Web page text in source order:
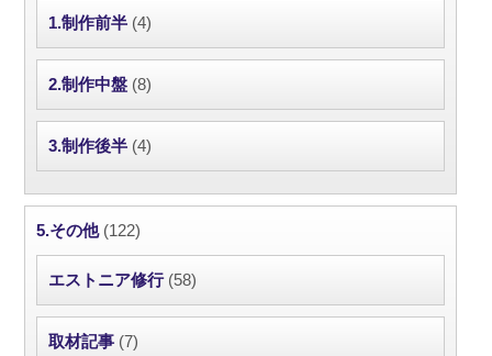
1.制作前半 (4)
2.制作中盤 (8)
3.制作後半 (4)
5.その他(122)
エストニア修行(58)
取材記事 (7)